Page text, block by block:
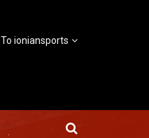
Το ioniansports